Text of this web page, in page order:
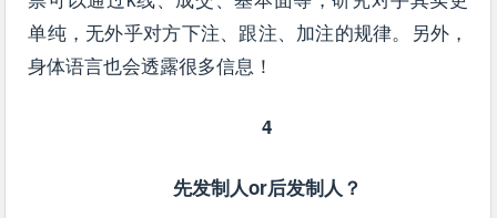
单纯，无外乎对方下注、跟注、加注的规律。另外，
身体语言也会透露很多信息！
4
先发制人or后发制人？